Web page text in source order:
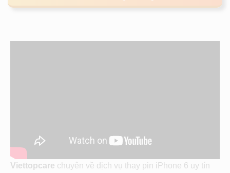
Viettopcare chuyên về dịch vụ thay pin iPhone 6 uy tín